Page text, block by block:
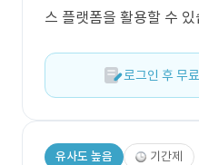
스 플랫폼을 활용할 수 있
로그인 후 무
유사도 높음 기간제